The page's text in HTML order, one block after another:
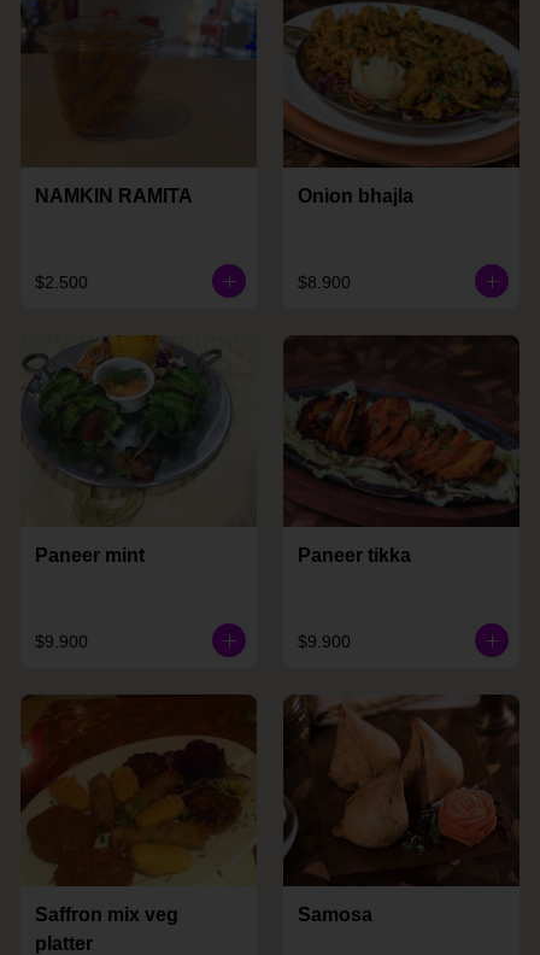
NAMKIN RAMITA
$2.500
Onion bhajla
$8.900
Paneer mint
$9.900
Paneer tikka
$9.900
Saffron mix veg
platter
Samosa